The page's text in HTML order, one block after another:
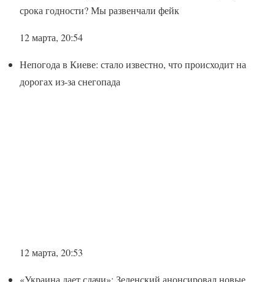
срока годности? Мы развенчали фейк
12 марта, 20:54
Непогода в Киеве: стало известно, что происходит на
дорогах из-за снегопада
12 марта, 20:53
«Украина дает сдачи»: Зеленский анонсировал новые